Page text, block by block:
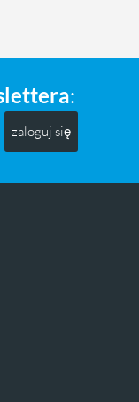
zaloguj się